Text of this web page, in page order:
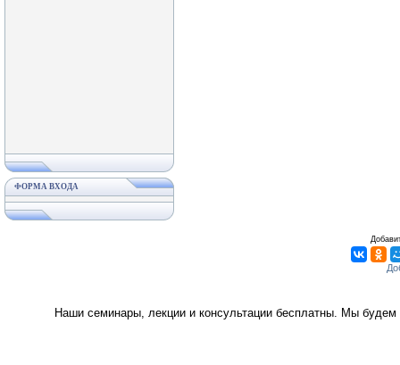
ФОРМА ВХОДА
Наши семинары, лекции и консультации бесплатны. Мы